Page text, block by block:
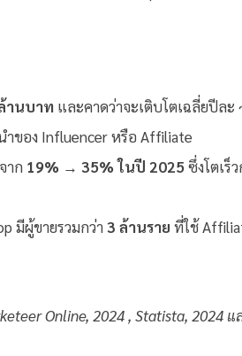
านบาท และคาดว่าจะเติบโตเฉลี่ยปีละ
ของ Influencer หรือ Affiliate
าก 19% → 35% ในปี 2025ซึ่งโตเร็
มีผู้ขายรวมกว่า 3 ล้านราย ที่ใช้
Online, 2024 , Statista, 2024